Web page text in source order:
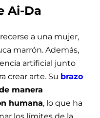
Ai-Da
a una mujer,
marrón. Además,
artificial junto
crear arte. Su brazo
manera
humana, lo que ha